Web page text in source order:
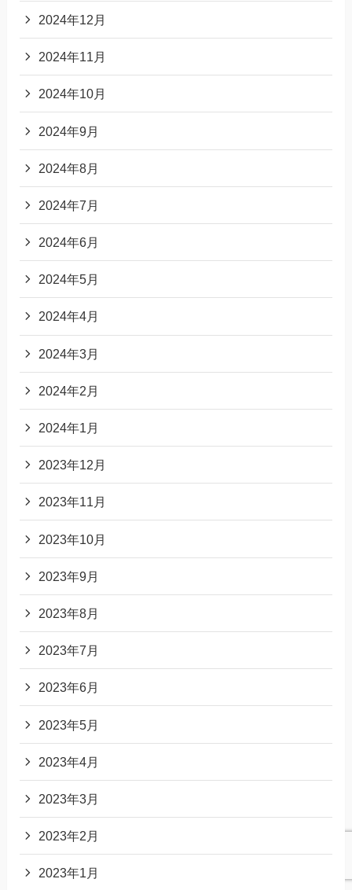
2024年12月
2024年11月
2024年10月
2024年9月
2024年8月
2024年7月
2024年6月
2024年5月
2024年4月
2024年3月
2024年2月
2024年1月
2023年12月
2023年11月
2023年10月
2023年9月
2023年8月
2023年7月
2023年6月
2023年5月
2023年4月
2023年3月
2023年2月
2023年1月